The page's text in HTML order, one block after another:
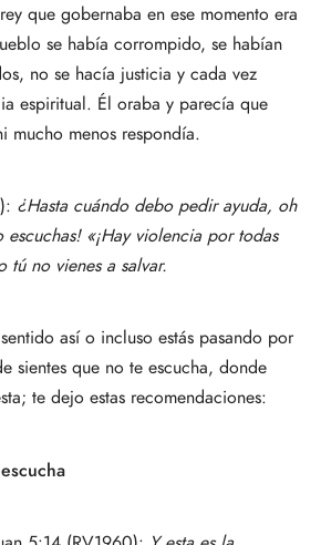
que gobernaba en ese momento era
se había corrompido, se habían
no se hacía justicia y cada vez
espiritual. Él oraba y parecía que
mucho menos respondía.
¿Hasta cuándo debo pedir ayuda, oh
escuchas! «¡Hay violencia por todas
tú no vienes a salvar.
así o incluso estás pasando por
sientes que no te escucha, donde
te dejo estas recomendaciones: